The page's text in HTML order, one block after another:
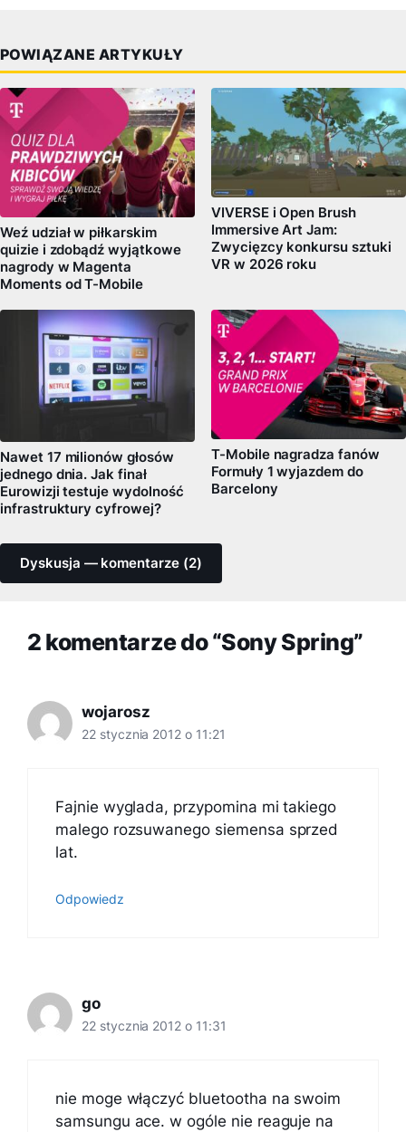
POWIĄZANE ARTYKUŁY
Weź udział w piłkarskim
quizie i zdobądź wyjątkowe
nagrody w Magenta
Moments od T-Mobile
VIVERSE i Open Brush
Immersive Art Jam:
Zwycięzcy konkursu sztuki
VR w 2026 roku
Nawet 17 milionów głosów
jednego dnia. Jak finał
Eurowizji testuje wydolność
infrastruktury cyfrowej?
T-Mobile nagradza fanów
Formuły 1 wyjazdem do
Barcelony
Dyskusja — komentarze (2)
2 komentarze do “Sony Spring”
wojarosz
22 stycznia 2012 o 11:21
Fajnie wyglada, przypomina mi takiego
malego rozsuwanego siemensa sprzed
lat.
Odpowiedz
go
22 stycznia 2012 o 11:31
nie moge włączyć bluetootha na swoim
samsungu ace. w ogóle nie reaguje na